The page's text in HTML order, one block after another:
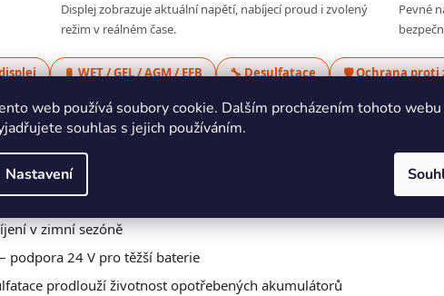
web používá soubory cookie. Dalším procházením tohoto webu
souhlas s jejich používáním.
Nastavení
Displej zobrazuje aktuální napětí, nabíjecí proud i zvolený
režim v reálném čase.
Pevné
🔋 WET / GEL / AGM / EFB 🔧 Desulfatace 🛡️ Ochrana proti
i přes noc bez obav z přebití
v zimní sezóně
– podpora 24 V pro těžší baterie
prodlouží životnost opotřebených akumulátorů